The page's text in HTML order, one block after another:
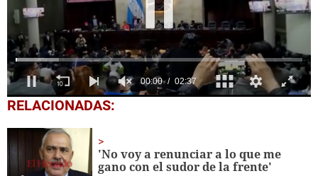
0
seconds
minutes,
seconds
RELACIONADAS:
'No voy a renunciar a lo que me
gano con el sudor de la frente'